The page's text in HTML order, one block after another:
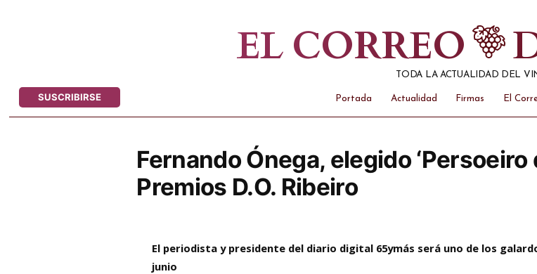
EL CORREO
TODA LA ACTUALIDAD DEL
SUSCRIBIRSE Portada Actualidad Firmas El
Fernando Ónega, elegido ‘Persoeiro
Premios D.O. Ribeiro
El periodista y presidente del diario digital 65ymás será uno de los
junio